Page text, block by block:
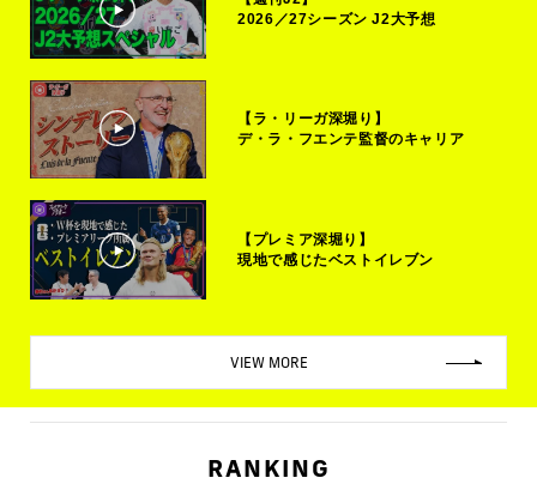
2026／27シーズン J2大予想
【ラ・リーガ深堀り】
デ・ラ・フエンテ監督のキャリア
【プレミア深堀り】
現地で感じたベストイレブン
VIEW MORE
RANKING